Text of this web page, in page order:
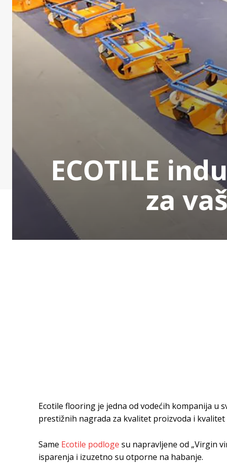
ECOTILE
za
Ecotile flooring je jedna od vodećih kompanija u
prestižnih nagrada za kvalitet proizvoda i kvalitet
Same Ecotile podloge su napravljene od „Virgin
isparenja i izuzetno su otporne na habanje.